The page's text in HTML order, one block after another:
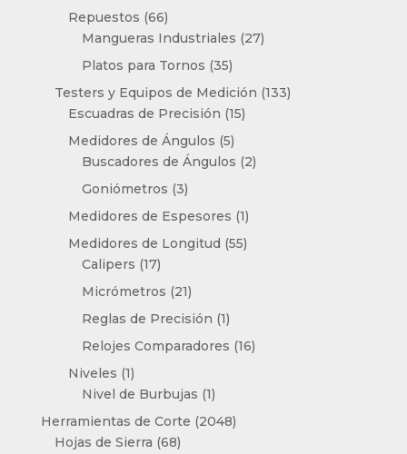
productos
Repuestos 6666
productos
Mangueras Industriales 2727
Platos para Tornos 3535
productos
Testers y Equipos de Medición 133133
Escuadras de Precisión 1515
Medidores de Ángulos 55
productos
Buscadores de Ángulos 22
Goniómetros 33
productos
Medidores de Espesores 11
producto
Medidores de Longitud 5555
Calipers 1717
productos
Micrómetros 2121
productos
Reglas de Precisión 11
producto
Relojes Comparadores 1616
Niveles 11
producto
Nivel de Burbujas 11
producto
Herramientas de Corte 20482048
Hojas de Sierra 6868